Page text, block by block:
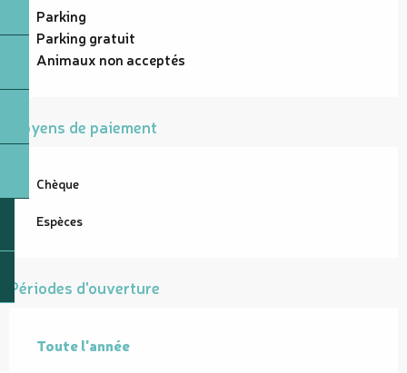
Parking
Parking gratuit
Animaux non acceptés
Moyens de paiement
Chèque
Espèces
Périodes d'ouverture
Toute l'année
Toute l'année